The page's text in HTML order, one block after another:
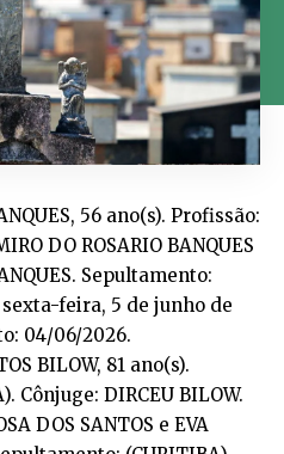
Falecimento: 04/06/2026. JOAO CARLOS DE MENEZEZ DE OLIVEIRA, 60 ano(s). Profissão: REPRESENTANTE COMERCIAL. Filiação: ASIS DO AMARAL DE OLIVEIRA e MARIA LINALVA DE MENEZEZ DE OLIVEIRA. Sepultamento: (CURITIBA) CEMITÉRIO JARDIM DA PAZ, sexta-feira, 5 de junho de 2026 às 17:00h. Data do Falecimento: 04/06/2026. JOAO CARLOS PERAZZETTA, 70 ano(s). Filiação: ANTONIO PERAZZETTA e MARIA PERAZZETTA. Sepultamento: (AL.TAMANDARÉ) CEMITÉRIO DA SEDE, sexta-feira, 5 de junho de 2026 às 10:00h. Data do Falecimento: 04/06/2026. KARIN UNKELBACH LAGE, 83 ano(s). Profissão: ADVOGADO(A). Cônjuge: AGUINALDO MOACIR LAGE. Filiação: JOSEF SCHLOSSER e ANA REGINA SCHLOSSER. Sepultamento: (CURITIBA) VERTICAL, sexta-feira, 5 de junho de 2026 às 12:00h. Data do Falecimento: 04/06/2026. LEONIR MESQUITA JOHNSON, 90 ano(s). Profissão: DO LAR. Cônjuge: WILSON JOHSON. Filiação: FRANCISCO MESQUITA e MARIA DA CONCEICAO ALVES. Sepultamento: (AL.TAMANDARÉ) CEMITÉRIO DA SEDE, sexta-feira, 5 de junho de 2026 às 10:00h. Data do Falecimento: 04/06/2026. LEONTINA GANZO, 75 ano(s). Profissão: DO LAR. Filiação: VITALINA RODRIGUES. Sepultamento: (CURITIBA) VERTICAL, sexta-feira, 5 de junho de 2026 às 10:00h. Data do Falecimento: 04/06/2026. LEOZINO ATAIDE NUNES, 75 ano(s). Filiação: JOVELINO ATAIDE NUNES e ZULMIRA ROSA NUNES. Sepultamento: (CURITIBA) VERTICAL, sexta-feira, 5 de junho de 2026 às 11:00h. Data do Falecimento: 04/06/2026. LUIZ FERNANDO VEIGA RIBEIRO, 72 ano(s). Profissão: ADVOGADO(A). Filiação: FERNANDO VEIGA RIBEIRO e ILONA HELGA RIBEIRO. Sepultamento: MUNICIPAL SÃO FRANCISCO DE PAULA, sexta-feira, 5 de junho de 2026 às 17:00h. Data do Falecimento: 04/06/2026. LUZIA PEINADO DA SILVA, 79 ano(s). Profissão: DO LAR. Cônjuge: JOSE APARECIDO DA SILVA. Filiação: JOSE MARIANO PEINADO e TEREZA MOURA. Sepultamento: (CURITIBA) CEMITÉRIO JARDIM DA SAUDADE – CURITIBA, sexta-feira, 5 de junho de 2026 às 17:00h. Data do Falecimento: 04/06/2026. MARCIO CORDEIRO PILATTI, 41 ano(s). Profissão: TÉCNICO TELECOMUNICAÇÕES. Filiação: ANTONIO DELCI PILATTI e TEREZA MARLY CORDEIRO. Sepultamento: (AL.TAMANDARÉ) CEMITÉRIO VATICANO, sexta-feira, 5 de junho de 2026 às 15:00h. Data do Falecimento: 04/06/2026. MARGARIDA DE JESUS, 87 ano(s). Profissão: DO LAR. Filiação: FRANCISCO PAULINO e AMBROSINA DA SILVA PAIVA. Sepultamento: CREMATÓRIO PERPETUO SOCORRO (CAMPO LARGO-PR), sexta-feira, 5 de junho de 2026. Data do Falecimento: 04/06/2026. MARIA DE LOURDES BORGES DA LUZ, 107 ano(s). Profissão: DO LAR. Filiação: LICIO BORGES e ANA MENDES. Sepultamento: (S.J.DOS PINHAIS) CEMITERIO PEDRO FUSS, sexta-feira, 5 de junho de 2026 às 13:00h. Data do Falecimento: 04/06/2026. MARIA DE LOURDES ZOLLNER PEREIRA, 71 ano(s). Profissão: DO LAR. Filiação: JOSE ZOLLNER e CLARA ZOLLNER. Sepultamento: (S.J.DOS PINHAIS) CEMITERIO PEDRO FUSS, sexta-feira, 5 de junho de 2026 às 16:30h. Data do Falecimento: 04/06/2026. MARIA HELENA MACHADO PEREIRA, 80 ano(s). Profissão: ENFERMEIRO(A). Filiação: TURIBIO MACHADO e ANA FERNANDES DOS SANTOS. Sepultamento: (QUATRO BARRAS) CEM. PARQUE MEMORIAL GRACIOSA, sexta-feira, 5 de junho de 2026 às 16:30h. Data do Falecimento: 04/06/2026. MARIA ILDA ALVES DE OLIVCEIRA, 61 ano(s). Profissão: AUXILIAR SERVIÇOS GERAIS. Cônjuge: ANTONIO PEDRO CORDEIRO DE CASTRO. Filiação: JOAO ALVES DE OLIVEIRA e IZABEL JOAQUINA DE OLIVEIRA. Sepultamento: MUNICIPAL SANTA CANDIDA, sexta-feira, 5 de junho de 2026 às 17:00h. Data do Falecimento: 04/06/2026. MARIA ISABEL FERREIRA DA LUZ, 55 ano(s). Profissão: DO LAR. Filiação: REINOR FERREIRA DA LUZ e ALVINA DE SOUZA DA LUZ. Sepultamento: (CAMPO LARGO) CEMITERIO SANTO EXPEDITO, sexta-feira, 5 de junho de 2026. Data do Falecimento: 04/06/2026. MARIA ROSA DAS CHAGAS, 88 ano(s). Profissão: FARMACÊUTICO(A). Cônjuge: VALMIR PEREIRA DAS CHAGAS. Filiação: JOSE DEL SENOR CASCO e LUCIA CELINA CARRERA. Sepultamento: (QUATRO BARRAS) CEM. PARQUE MEMORIAL GRACIOSA, sexta-feira, 5 de junho de 2026 às 15:30h. Data do Falecimento: 04/06/2026. MARIA SALETE SENCZUK CLAZER, 58 ano(s). Profissão: ASSISTENTE ADMINISTRATIVO. Cônjuge: DOUGLAS SILVEIRA CLAZER. Filiação: ANTONIO SENCZUK e AGOSTINHA SCHLEPAK SENCZUK. Sepultamento: (ARAUCÁRIA) CEMITÉRIO TOMAS COELHO, sexta-feira, 5 de junho de 2026 às 16:30h. Data do Falecimento: 04/06/2026. MARIN RIBEIRO DOS SANTOS GOMES, 39 ano(s). Profissão: ESTUDANTE. Cônjuge: ANDREIA VERUS MILLA. Filiação: ANTONIO RIBEIRO GOMES e CLEUZA ANTONIA DOS SANTOS GOMES. Sepultamento: MUNICIPAL SANTA CANDIDA, sexta-feira, 5 de junho de 2026 às 13:30h. Data do Falecimento: 04/06/2026. MARINA VALENCIA DE DA SILVA, 69 ano(s). Profissão: PROFESSOR(A). Cônjuge: EDUARDO INACIO DA SILVA. Filiação: RICARDO VALENCIA e TOMASA CAMPOS. Sepultamento: (PINHAIS) CREMATÓRIO JARDIM DA SAUDADE, quinta-feira, 4 de junho de 2026 às 17:30h. Data do Falecimento: 04/06/2026. MARIO JOSE TOKARS, 92 ano(s). Profissão: BANCÁRIO(A). Cônjuge: MARILDA DO ROCIO TOKARS. Filiação: PAULO TOKARS e ANGELICA SALOMEA KRASINSKI TOKARS. Sepultamento: (CURITIBA) CEMITÉRIO PAROQUIAL ABRANCHES, sexta-feira, 5 de junho de 2026 às 10:00h. Data do Falecimento: 04/06/2026. NILSON CESAR ZAIA, 5